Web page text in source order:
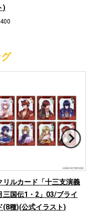
)
リルカード「十三支演義
三国伝1・2」03/ブライ
(8種)(公式イラスト)